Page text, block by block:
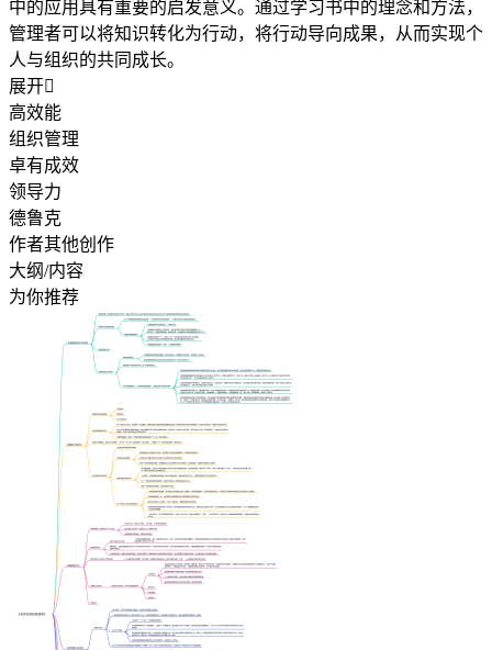
中的应用具有重要的启发意义。通过学习书中的理念和方法，
管理者可以将知识转化为行动，将行动导向成果，从而实现个
人与组织的共同成长。
展开
高效能
组织管理
卓有成效
领导力
德鲁克
作者其他创作
大纲/内容
为你推荐